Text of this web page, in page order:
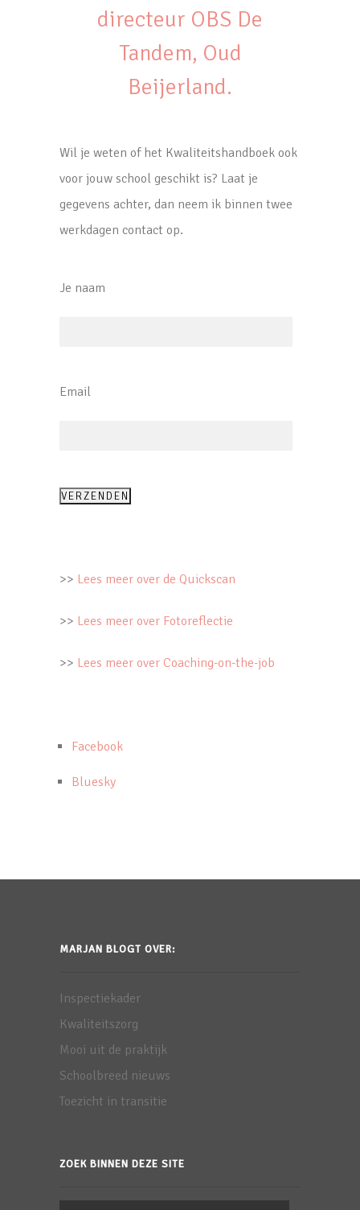
directeur OBS De
Tandem, Oud
Beijerland.
Wil je weten of het Kwaliteitshandboek ook
voor jouw school geschikt is? Laat je
gegevens achter, dan neem ik binnen twee
werkdagen contact op.
Je naam
Email
>> Lees meer over de Quickscan
>> Lees meer over Fotoreflectie
>> Lees meer over Coaching-on-the-job
DeelFacebook
Bluesky
MARJAN BLOGT OVER:
Inspectiekader
Kwaliteitszorg
Mooi uit de praktijk
Schoolbreed nieuws
Toezicht in transitie
ZOEK BINNEN DEZE SITE